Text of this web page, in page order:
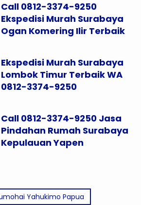
Call 0812-3374-9250
Ekspedisi Murah Surabaya
Ogan Komering Ilir Terbaik
Ekspedisi Murah Surabaya
Lombok Timur Terbaik WA
0812-3374-9250
Call 0812-3374-9250 Jasa
Pindahan Rumah Surabaya
Kepulauan Yapen
Yahukimo Papua